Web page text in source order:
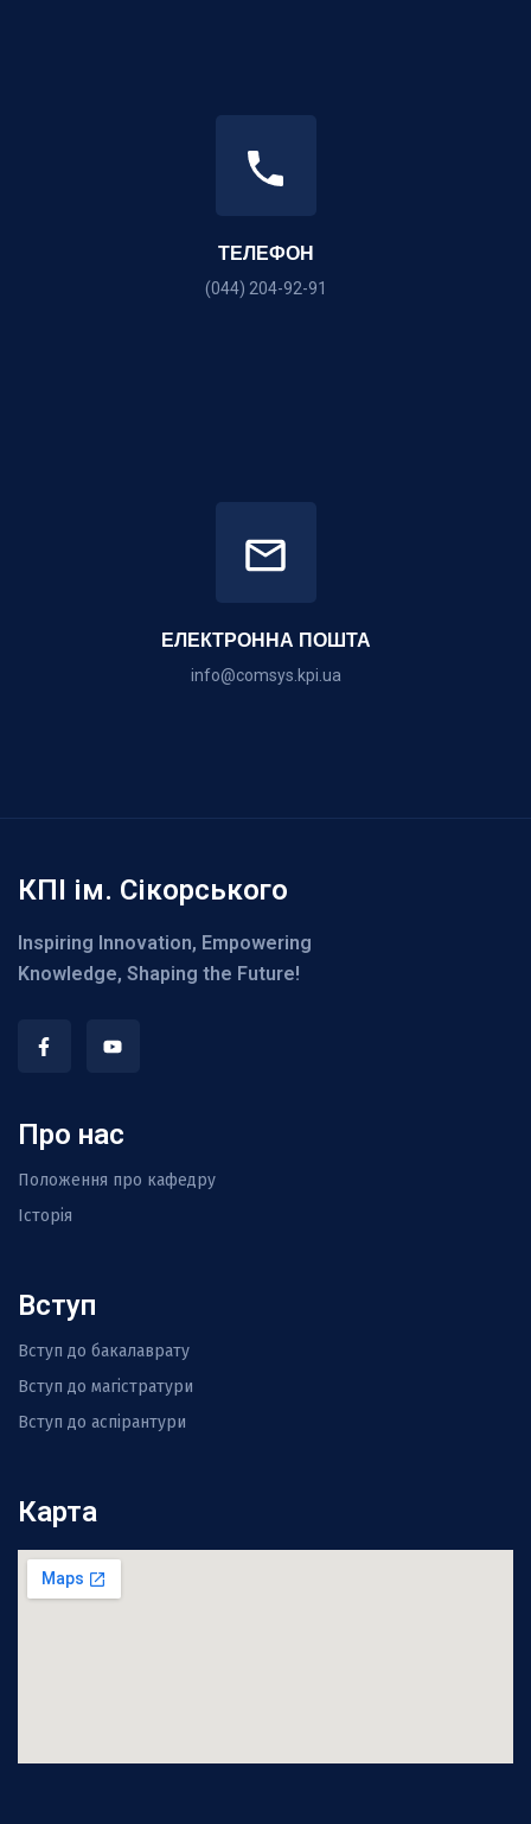
ТЕЛЕФОН
(044) 204-92-91
ЕЛЕКТРОННА ПОШТА
info@comsys.kpi.ua
КПІ ім. Сікорського
Inspiring Innovation, Empowering
Knowledge, Shaping the Future!
Про нас
Положення про кафедру
Історія
Вступ
Вступ до бакалаврату
Вступ до магістратури
Вступ до аспірантури
Карта